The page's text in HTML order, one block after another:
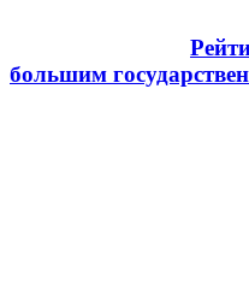
большим